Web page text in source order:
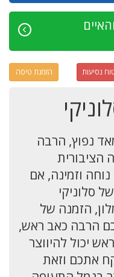
נסיעות הזמנת טיסה
נפוץ, הרבה
הציבורית
וזמינה, אם
סלוניקי
הזמנה של
הרבה כאב ראש,
יכול להיווצר
אתכם וזאת